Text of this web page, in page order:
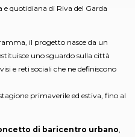
quotidiana di Riva del Garda
il progetto nasce da un
uno sguardo sulla città
e reti sociali che ne definiscono
primaverile ed estiva, fino al
di baricentro urbano